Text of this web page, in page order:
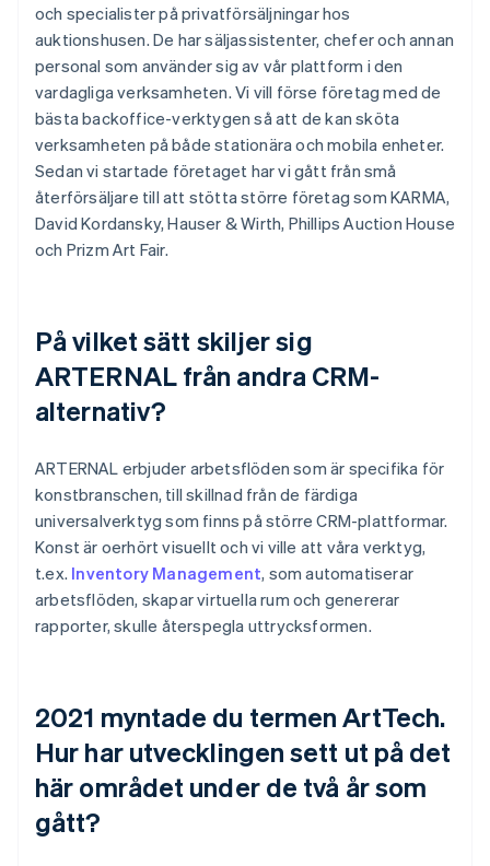
och specialister på privatförsäljningar hos
auktionshusen. De har säljassistenter, chefer och annan
personal som använder sig av vår plattform i den
vardagliga verksamheten. Vi vill förse företag med de
bästa backoffice-verktygen så att de kan sköta
verksamheten på både stationära och mobila enheter.
Sedan vi startade företaget har vi gått från små
återförsäljare till att stötta större företag som KARMA,
David Kordansky, Hauser & Wirth, Phillips Auction House
och Prizm Art Fair.
På vilket sätt skiljer sig
ARTERNAL från andra CRM-
alternativ?
ARTERNAL erbjuder arbetsflöden som är specifika för
konstbranschen, till skillnad från de färdiga
universalverktyg som finns på större CRM-plattformar.
Konst är oerhört visuellt och vi ville att våra verktyg,
t.ex. Inventory Management, som automatiserar
arbetsflöden, skapar virtuella rum och genererar
rapporter, skulle återspegla uttrycksformen.
2021 myntade du termen ArtTech.
Hur har utvecklingen sett ut på det
här området under de två år som
gått?